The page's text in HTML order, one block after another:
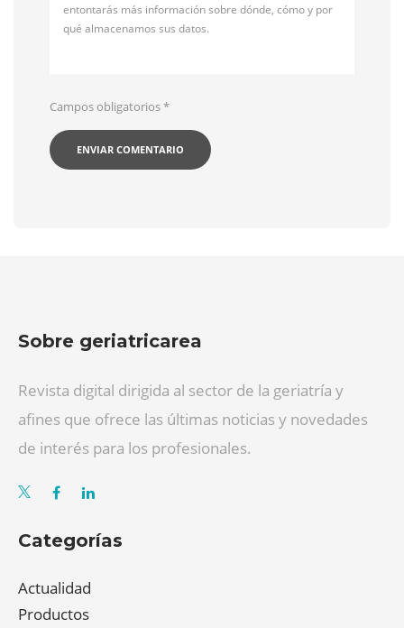
entontarás más información sobre dónde, cómo y por
qué almacenamos sus datos.
Campos obligatorios*
Sobre geriatricarea
Revista digital dirigida al sector de la geriatría y
afines que ofrece las últimas noticias y novedades
de interés para los profesionales.
Categorías
Actualidad
Productos